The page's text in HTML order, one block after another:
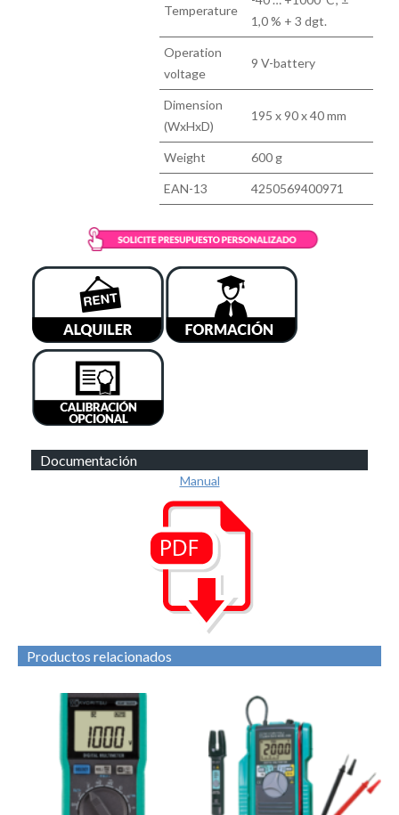
Temperature
1,0 % + 3 dgt.
Operation
voltage
9 V-battery
Dimension
(WxHxD)
195 x 90 x 40 mm
Weight 600 g
EAN-13 4250569400971
Documentación
Manual
Productos relacionados